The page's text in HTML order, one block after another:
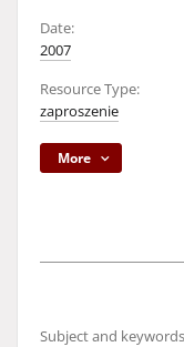
Date:
2007
Resource Type:
zaproszenie
More
Subject and